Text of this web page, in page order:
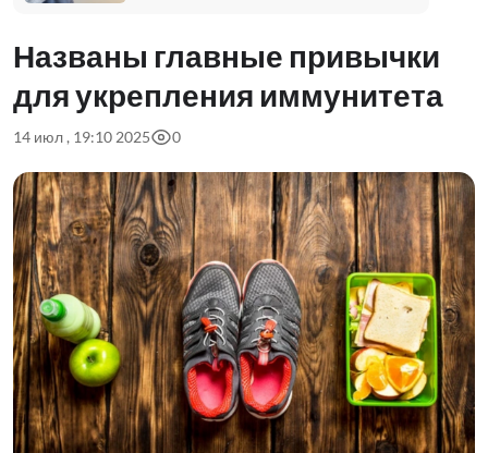
Названы главные привычки
для укрепления иммунитета
14 июл , 19:10 2025 0